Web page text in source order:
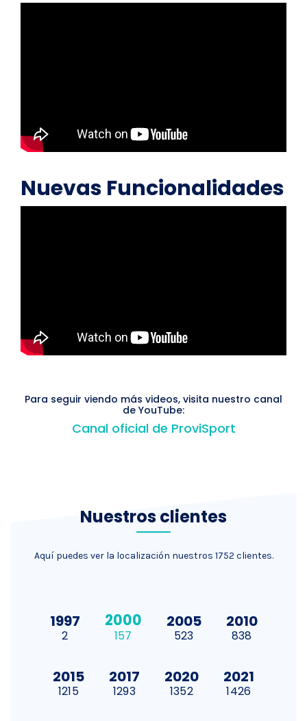
Nuevas Funcionalidades
Para seguir viendo más videos, visita nuestro canal
de YouTube:
Canal oficial de ProviSport
Nuestros clientes
Aquí puedes ver la localización nuestros 1752 clientes.
1997
2
2000
157
2005
523
2010
838
2015
1215
2017
1293
2020
1352
2021
1426